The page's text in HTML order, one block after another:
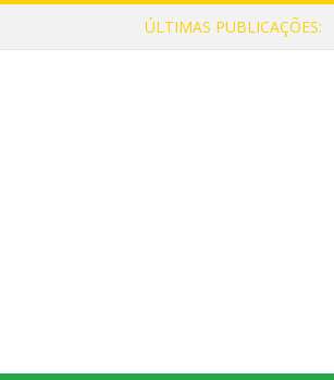
ÚLTIMAS PUBLICAÇÕES: